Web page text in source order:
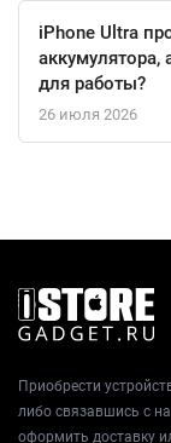
iPhone Ultra
аккумулятора,
для работы?
26 июля 2026
Приобрести
либо связавшись с
оформить доставку